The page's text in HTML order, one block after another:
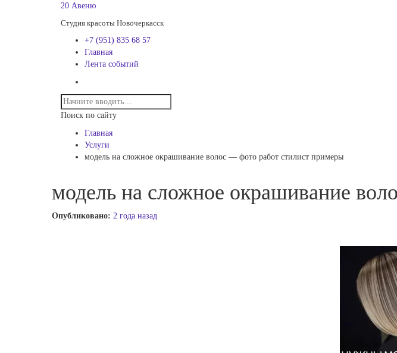
20 Авеню
Студия красоты Новочеркасск
+7 (951) 835 68 57
Главная
Лента событий
Поиск по сайту
Главная
Услуги
модель на сложное окрашивание волос — фото работ стилист примеры
модель на сложное окрашивание
Опубликовано: 2 года назад